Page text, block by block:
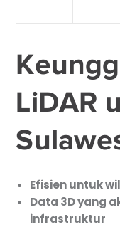
LiDAR
Efisien untuk
Data 3D yang
infrastruktur